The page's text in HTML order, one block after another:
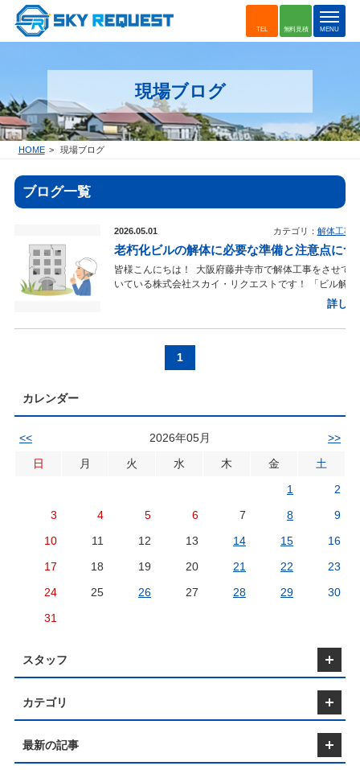
無料見積
TEL
t
o
n
a
i
a
t
i
o
n
MENU
現場ブログ
HOME 現場ブログ
ブログ一覧
2026.05.01 カテゴリ： 解体工事
老朽化ビルの解体に必要な準備と注意点につ
皆様こんにちは！ 大阪府藤井寺市で解体工事をさせて
いている株式会社スカイ・リクエストです！ 「ビル解体
お考えの方は、コストや手続き、安全性、業者選びなど
は、「ビル解体」の基本知識から、具体的な工事の流れ
させていただきます。 このブログを読むことで、ビル
必要な準備や手続き、実際の作業工程など、幅広い知識
ビル解体とは？ ビル解体とは、老朽化したビルや新し
は、単に建物を壊すだけでなく、近隣環境への配慮や廃
処理、法的な許可手続きなど、さまざまな要素を含みま
す。 ビルの構造に応じて解体方法も異なり、ＲＣ造（
ンクリート造）やＳＲＣ造（鉄骨鉄筋コンクリート造）
す。 【ビル解体に必要な許可と手続き】 ビル解体を行
書を管轄の自治体に提出することが求められます。 また
は、産業廃棄物管理票（マニフェスト）を使用して適切
理しなければなりません。 さらに、アスベストなどの有
安全性や環境への影響を把握することが求められます。
により、解体工事の計画が立てやすくなり、スムーズな
進行が可能となります。 また、近隣住民への説明も事前
うことで、トラブルの防止に役立ちます。 ■ビルの解
事の基本手順 ビル解体工事は、主に以下の手順で進行
す。 【工事計画の策定と許可の取得】 工事計画書を作
し、自治体から必要な許可を取得します。 【仮設工事
場設置】 安全な解体作業を行うための足場設置や防音
シートの取り付けを行います。 【内装解体】 壁や床な
詳し
1
カレンダー
<< 2026年05月
>>
日
月 火 水 木 金
土
1
2
3
4 5 6 7 8
9
10
11 12 13 14 15
16
17
18 19 20 21 22
23
24
25 26 27 28 29
30
31
スタッフ
カテゴリ
最新の記事
無理な押し売りはいたしませんので、